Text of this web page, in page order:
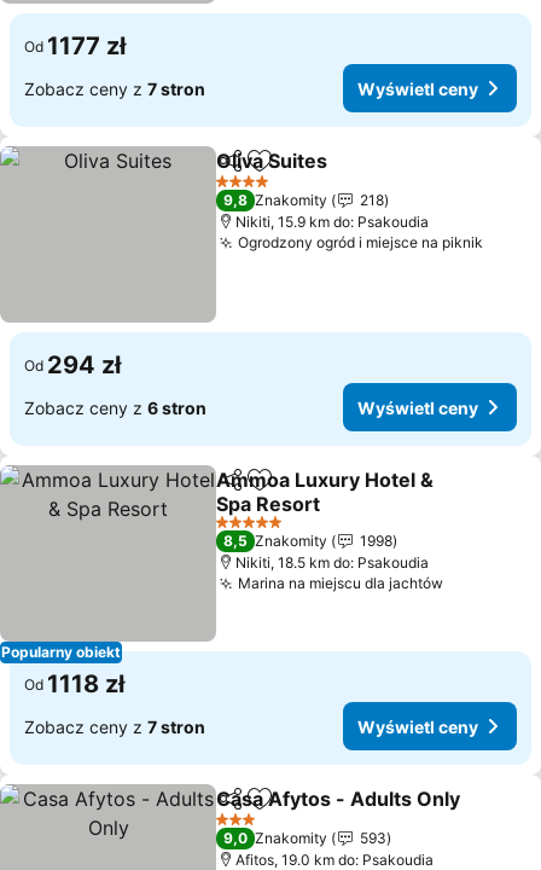
Od 1177 zł
Zobacz ceny z 7 stron Wyświetl ceny
Udostępnij
Dodaj do ulubionych
Oliva Suites
4 Kategoria
9,8 Znakomity
218
Nikiti, 15.9 km do: Psakoudia
Ogrodzony ogród i miejsce na piknik
Od 294 zł
Zobacz ceny z 6 stron Wyświetl ceny
Popularny obiekt
Udostępnij
Dodaj do ulubionych
Ammoa Luxury Hotel &
Spa Resort
5 Kategoria
8,5 Znakomity
1998
Nikiti, 18.5 km do: Psakoudia
Marina na miejscu dla jachtów
Od 1118 zł
Zobacz ceny z 7 stron Wyświetl ceny
Udostępnij
Dodaj do ulubionych
Casa Afytos - Adults Only
3 Kategoria
9,0 Znakomity
593
Afitos, 19.0 km do: Psakoudia